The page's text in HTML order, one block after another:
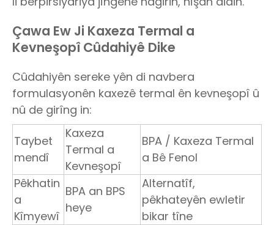
Çawa Ew Ji Kaxeza Termal a
Kevneşopî Cûdahiyê Dike
Cûdahiyên sereke yên di navbera
formulasyonên kaxezê termal ên kevneşopî û
nû de girîng in:
Taybet
mendî
Kaxeza
Termal a
Kevneşopî
BPA / Kaxeza Termal
a Bê Fenol
Pêkhatin
a
Kîmyewî
BPA an BPS
heye
Alternatîf,
pêkhateyên ewletir
bikar tîne